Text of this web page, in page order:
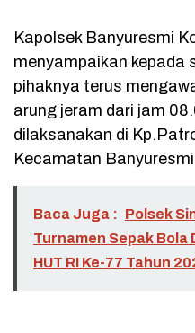
Kapolsek Banyuresmi
menyampaikan kepada
pihaknya terus
arung jeram dari jam
dilaksanakan di
Kecamatan
Baca Juga : Polsek
Turnamen Sepak Bola
HUT RI Ke-77 Tahun